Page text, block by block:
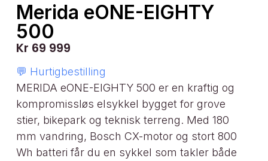
Merida eONE-EIGHTY
500
Kr 69 999
💬 Hurtigbestilling
MERIDA eONE-EIGHTY 500 er en kraftig og
kompromissløs elsykkel bygget for grove
stier, bikepark og teknisk terreng. Med 180
mm vandring, Bosch CX-motor og stort 800
Wh batteri får du en sykkel som takler både